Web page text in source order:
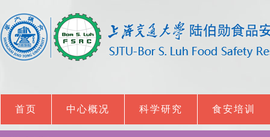
首页 中心概况 科学研究 食安培训